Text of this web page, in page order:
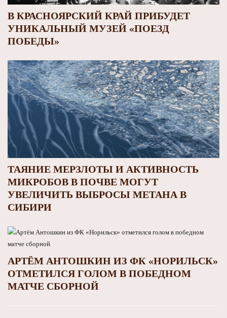
В КРАСНОЯРСКИЙ КРАЙ ПРИБУДЕТ
УНИКАЛЬНЫЙ МУЗЕЙ «ПОЕЗД
ПОБЕДЫ»
ТАЯНИЕ МЕРЗЛОТЫ И АКТИВНОСТЬ
МИКРОБОВ В ПОЧВЕ МОГУТ
УВЕЛИЧИТЬ ВЫБРОСЫ МЕТАНА В
СИБИРИ
АРТЁМ АНТОШКИН ИЗ ФК «НОРИЛЬСК»
ОТМЕТИЛСЯ ГОЛОМ В ПОБЕДНОМ
МАТЧЕ СБОРНОЙ